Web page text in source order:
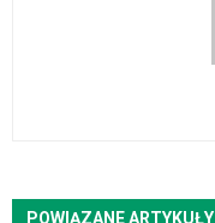
POWIĄZANE ARTYKUŁY